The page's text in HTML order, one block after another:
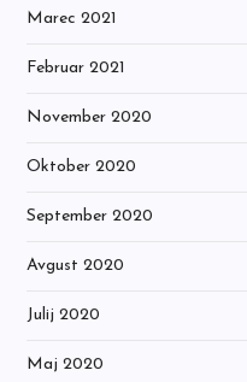
Marec 2021
Februar 2021
November 2020
Oktober 2020
September 2020
Avgust 2020
Julij 2020
Maj 2020